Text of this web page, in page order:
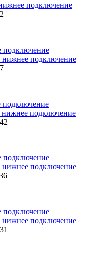
подключение
нижнее подключение
нижнее подключение
нижнее подключение
нижнее подключение